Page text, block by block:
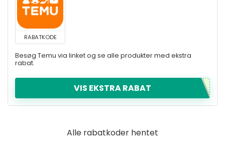
RABATKODE
Besøg Temu via linket og se alle produkter med ekstra
rabat.
VIS EKSTRA RABAT
Alle rabatkoder hentet